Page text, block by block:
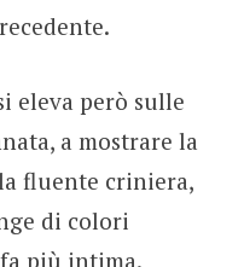
eleva però sulle
a mostrare la
fluente criniera,
di colori
più intima.